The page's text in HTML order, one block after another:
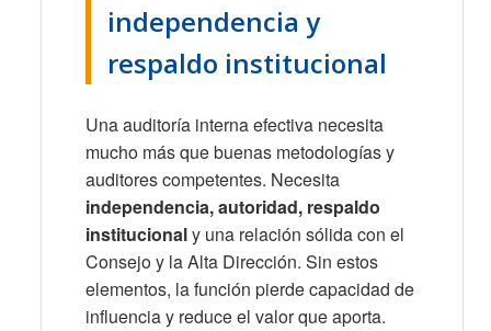
independencia y
respaldo institucional
Una auditoría interna efectiva necesita
mucho más que buenas metodologías y
auditores competentes. Necesita
independencia, autoridad, respaldo
institucionaly una relación sólida con el
Consejo y la Alta Dirección. Sin estos
elementos, la función pierde capacidad de
influencia y reduce el valor que aporta.